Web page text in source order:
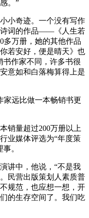
。”
小奇迹。一个没有写作
诗词的作品——《人生若
多万册，她的其他作品
若安好，便是晴天》也
书作家不同，许多书很
意如和白落梅算得上是
家远比做一本畅销书更
销量超过200万册以上
业媒体评选为“年度策
。
讲中，他说，“不是我
民营出版策划人素质普
规范，也应想一想，开
的生存空间了。我们吃